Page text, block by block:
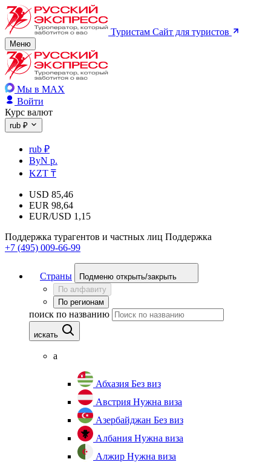
Туристам Сайт для туристов
Меню
Мы в MAX
Войти
Курс валют
rub ₽
rub ₽
ByN р.
KZT ₸
USD 85,46
EUR 98,64
EUR/USD 1,15
Поддержка турагентов и частных лиц Поддержка
+7 (495) 009-66-99
Страны
Подменю открыть/закрыть
По алфавиту
По регионам
поиск по названию
искать
а
Абхазия Без виз
Австрия Нужна виза
Азербайджан Без виз
Албания Нужна виза
Алжир Нужна виза